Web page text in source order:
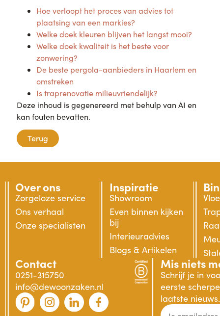
Hoe verloopt het proces van advies tot
plaatsing van een markies?
Welke doek kleuren blijven het langst mooi?
Welke doek kwaliteit is het beste voor
zonwering?
De beste pergola-aanbieders in Haarlem en
omstreken
Is traprenovatie milieuvriendelijk?
Deze inhoud is gegenereerd met behulp van AI en
kan fouten bevatten.
Terug
Over ons
Zorgeloze service
Ons verhaal
Onze specialisten
Inspiratie
Showroom
Even binnen kijken
bij
Interieuradvies
Blogs & Artikelen
Contact
0251-315750
info@dewoonzaken.nl
Mis niets
Schrijf je in
eerste
laatste nieuws.